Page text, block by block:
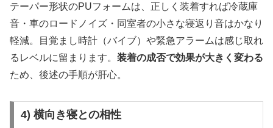
テーパー形状のPUフォームは、正しく装着すれば冷蔵庫
音・車のロードノイズ・同室者の小さな寝返り音はかなり
軽減。目覚まし時計（バイブ）や緊急アラームは感じ取れ
るレベルに留まります。 装着の成否で効果が大きく変わる
ため、後述の手順が肝心。
4) 横向き寝との相性